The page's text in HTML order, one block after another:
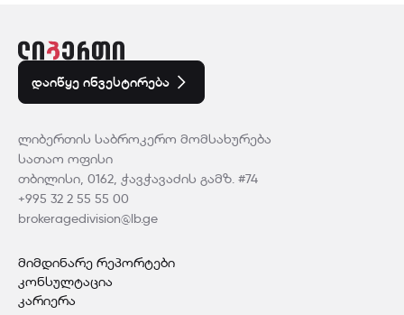
ლიბერთის საბროკერო მომსახურება
ᲡᲐᲗᲐᲝ ᲝᲤᲘᲡᲘ
თბილისი, 0162, ჭავჭავაძის გამზ. #74
+995 32 2 55 55 00
brokeragedivision@lb.ge
დაიწყე ინვესტირება
მიმდინარე რეპორტები
კონსულტაცია
კარიერა